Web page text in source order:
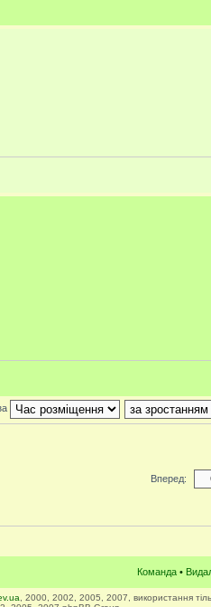
Вперед:
Команда •
, 2000, 2002, 2005, 2007, використання